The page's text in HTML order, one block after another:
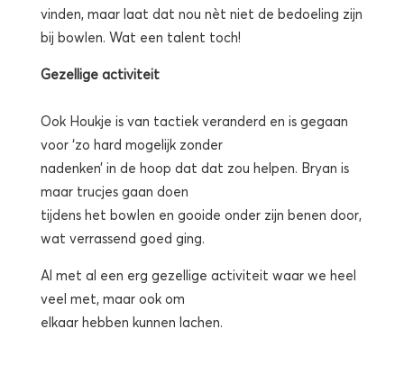
vinden, maar laat dat nou nèt niet de bedoeling zijn
bij bowlen. Wat een talent toch!
Gezellige activiteit
Ook Houkje is van tactiek veranderd en is gegaan
voor ‘zo hard mogelijk zonder
nadenken’ in de hoop dat dat zou helpen. Bryan is
maar trucjes gaan doen
tijdens het bowlen en gooide onder zijn benen door,
wat verrassend goed ging.
Al met al een erg gezellige activiteit waar we heel
veel met, maar ook om
elkaar hebben kunnen lachen.